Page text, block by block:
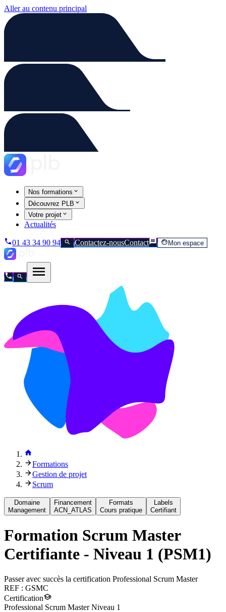
Aller au contenu principal
Nos formations
Découvrez PLB
Votre projet
Actualités
01 43 34 90 94 Contactez-nousContact Mon espace
Formations
Gestion de projet
Scrum
Domaine
Management
Financement
ACN_ATLAS
Formats
Cours pratique
Labels
Certifiant
Formation Scrum Master
Certifiante - Niveau 1 (PSM1)
Passer avec succès la certification Professional Scrum Master
REF : GSMC
Certification
Professional Scrum Master Niveau 1